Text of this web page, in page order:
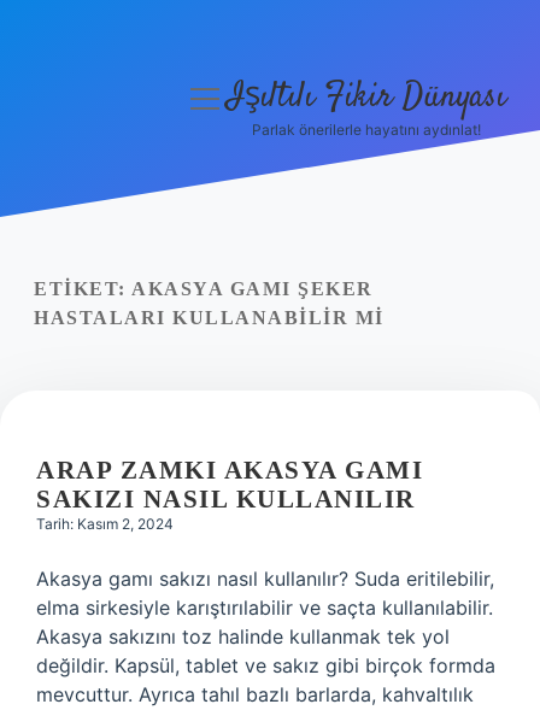
Yasal Uyarı
menüyüIşıltılı Fikir Dünyası
Parlak önerilerle hayatını aydınlat!
ETIKET: AKASYA GAMI ŞEKER
HASTALARI KULLANABILIR MI
ARAP ZAMKI AKASYA GAMI
SAKIZI NASIL KULLANILIR
Tarih: Kasım 2, 2024
Akasya gamı sakızı nasıl kullanılır? Suda eritilebilir,
elma sirkesiyle karıştırılabilir ve saçta kullanılabilir.
Akasya sakızını toz halinde kullanmak tek yol
değildir. Kapsül, tablet ve sakız gibi birçok formda
mevcuttur. Ayrıca tahıl bazlı barlarda, kahvaltılık